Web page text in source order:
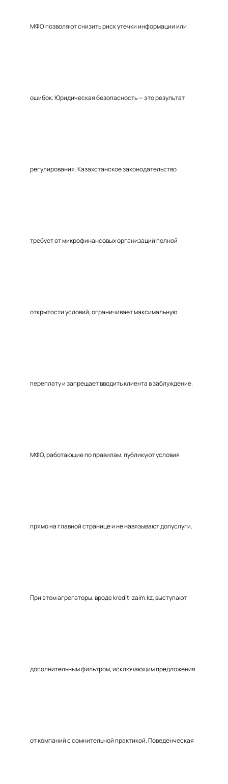
МФО позволяют снизить риск утечки информации или
ошибок. Юридическая безопасность — это результат
регулирования. Казахстанское законодательство
требует от микрофинансовых организаций полной
открытости условий, ограничивает максимальную
переплату и запрещает вводить клиента в заблуждение.
МФО, работающие по правилам, публикуют условия
прямо на главной странице и не навязывают допуслуги.
При этом агрегаторы, вроде kredit-zaim.kz, выступают
дополнительным фильтром, исключающим предложения
от компаний с сомнительной практикой. Поведенческая